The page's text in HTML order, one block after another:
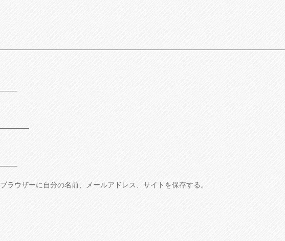
ラウザーに自分の名前、メールアドレス、サイトを保存する。